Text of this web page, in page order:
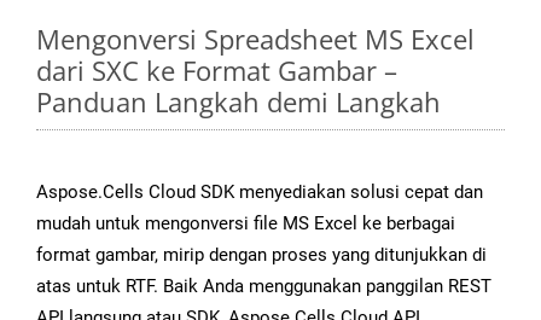
Mengonversi Spreadsheet MS Excel
dari SXC ke Format Gambar –
Panduan Langkah demi Langkah
Aspose.Cells Cloud SDK menyediakan solusi cepat dan
mudah untuk mengonversi file MS Excel ke berbagai
format gambar, mirip dengan proses yang ditunjukkan di
atas untuk RTF. Baik Anda menggunakan panggilan REST